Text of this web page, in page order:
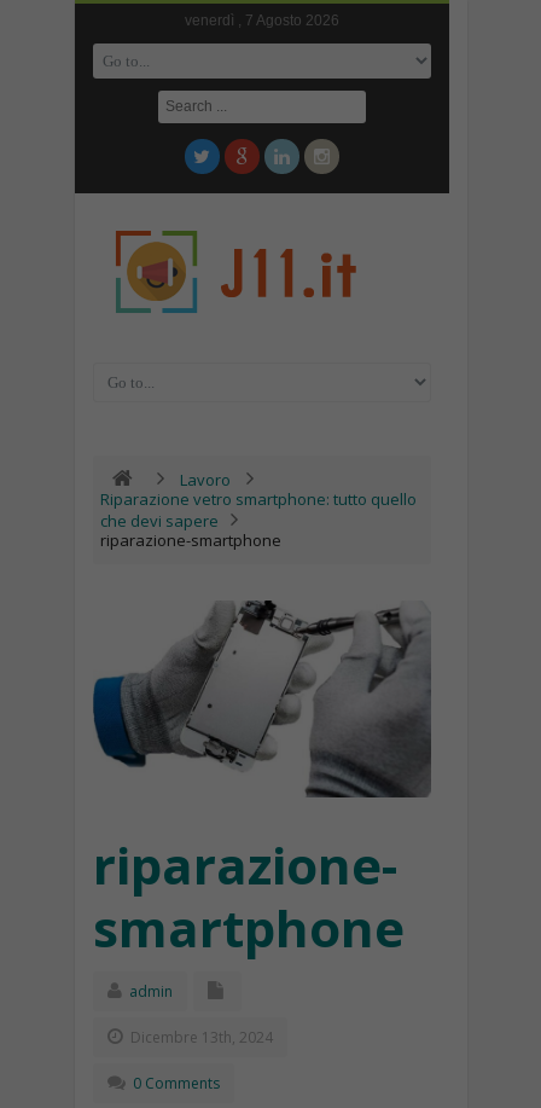
venerdì , 7 Agosto 2026
Lavoro
Riparazione vetro smartphone: tutto quello
che devi sapere
riparazione-smartphone
riparazione-
smartphone
admin
Dicembre 13th, 2024
0 Comments